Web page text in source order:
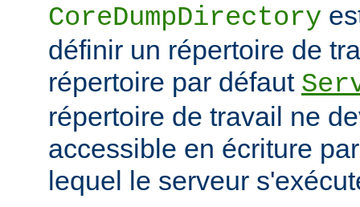
CoreDumpDirectory
définir un répertoire de
répertoire par défaut
répertoire de travail ne
accessible en écriture
lequel le serveur